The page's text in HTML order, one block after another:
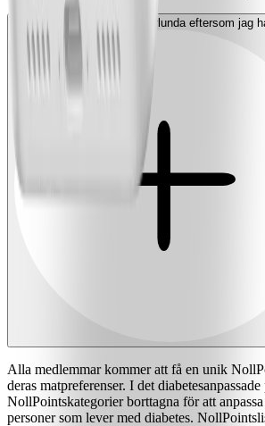
Är min NollPointslista annorlunda eftersom jag
Alla medlemmar kommer att få en unik
deras matpreferenser. I det
NollPointskategorier borttagna för att
personer som lever med diabetes.